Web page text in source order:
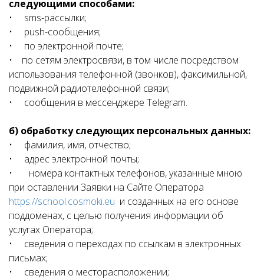
следующими способами:
• sms-рассылки;
• push-сообщения;
• по электронной почте;
• по сетям электросвязи, в том числе посредством
использования телефонной (звонков), факсимильной,
подвижной радиотелефонной связи;
• сообщения в мессенджере Telegram.
б) обработку следующих персональных данных:
• фамилия, имя, отчество;
• адрес электронной почты;
• номера контактных телефонов, указанные мною
при оставлении Заявки на Сайте Оператора
https://school.cosmoki.eu и созданных на его основе
поддоменах, с целью получения информации об
услугах Оператора;
• сведения о переходах по ссылкам в электронных
письмах;
• сведения о месторасположении;